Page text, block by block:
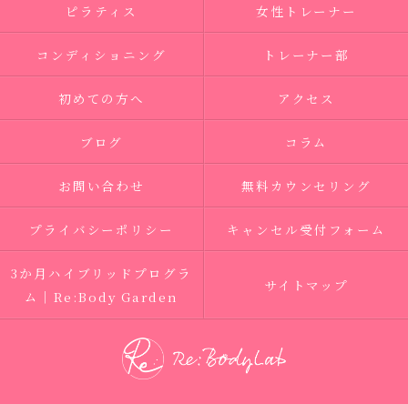
ピラティス 女性トレーナー
コンディショニング トレーナー部
初めての方へ アクセス
ブログ コラム
お問い合わせ 無料カウンセリング
プライバシーポリシー キャンセル受付フォーム
3か月ハイブリッドプログラ
ム｜Re:Body Garden
サイトマップ